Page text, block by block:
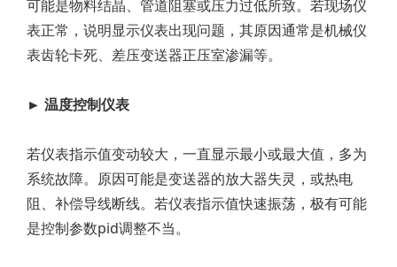
可能是物料结晶、管道阻塞或压力过低所致。若现场仪
表正常，说明显示仪表出现问题，其原因通常是机械仪
表齿轮卡死、差压变送器正压室渗漏等。
► 温度控制仪表
若仪表指示值变动较大，一直显示最小或最大值，多为
系统故障。原因可能是变送器的放大器失灵，或热电
阻、补偿导线断线。若仪表指示值快速振荡，极有可能
是控制参数pid调整不当。